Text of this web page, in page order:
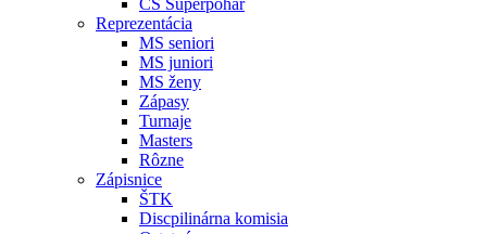
Reprezentácia
MS seniori
MS juniori
MS ženy
Zápasy
Turnaje
Masters
Rôzne
Zápisnice
ŠTK
Discpilinárna komisia